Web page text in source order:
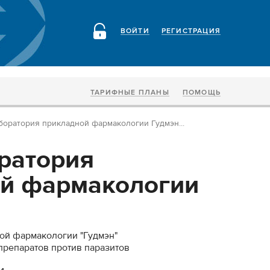
РЕГИСТРАЦИЯ
ВОЙТИ
ТАРИФНЫЕ ПЛАНЫ ПОМОЩЬ
прикладной фармакологии Гудмэн...
фармакологии
фармакологии "Гудмэн"
против паразитов